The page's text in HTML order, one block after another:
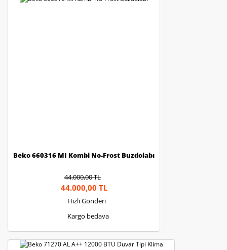
Beko 660316 MI Kombi No-Frost Buzdolabı
44.000,00 TL
44.000,00 TL
Hızlı Gönderi
Kargo bedava